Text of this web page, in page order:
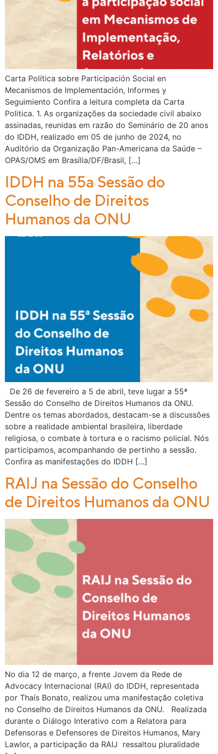
Carta Política sobre Participación Social en
Mecanismos de Implementación, Informes y
Seguimiento Confira a leitura completa da Carta
Politica. 1. As organizações da sociedade civil abaixo
assinadas, reunidas em razão do Seminário de 20 anos
do IDDH, realizado em 05 de junho de 2024, no
Auditório da Organização Pan-Americana da Saúde –
OPAS/OMS em Brasília/DF/Brasil, […]
IDDH na 55a Sessão do
Conselho de Direitos
Humanos da ONU
De 26 de fevereiro a 5 de abril, teve lugar a 55ª
Sessão do Conselho de Direitos Humanos da ONU.
Dentre os temas abordados, destacam-se a discussões
sobre a realidade ambiental brasileira, liberdade
religiosa, o combate à tortura e o racismo policial. Nós
participamos, acompanhando de pertinho a sessão.
Confira as manifestações do IDDH […]
RAIJ na Sessão do Conselho
de Direitos Humanos da ONU
No dia 12 de março, a frente Jovem da Rede de
Advocacy Internacional (RAI) do IDDH, representada
por Thaís Bonato, realizou uma manifestação coletiva
no Conselho de Direitos Humanos da ONU. Realizada
durante o Diálogo Interativo com a Relatora para
Defensoras e Defensores de Direitos Humanos, Mary
Lawlor, a participação da RAIJ ressaltou pluralidade